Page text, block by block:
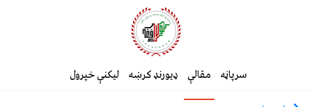
سرپاڼه مقالې ډیورنډ کرښه لیکنې خپرول